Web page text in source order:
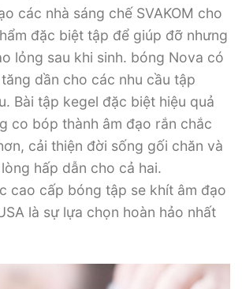
các nhà sáng chế SVAKOM cho
đặc biệt tập để giúp đỡ nhưng
lỏng sau khi sinh. bóng Nova có
dần cho các nhu cầu tập
Bài tập kegel đặc biệt hiệu quả
co bóp thành âm đạo rắn chắc
cải thiện đời sống gối chăn và
hấp dẫn cho cả hai.
cao cấp bóng tập se khít âm đạo
là sự lựa chọn hoàn hảo nhất